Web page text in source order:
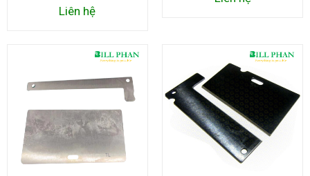
Liên hệ